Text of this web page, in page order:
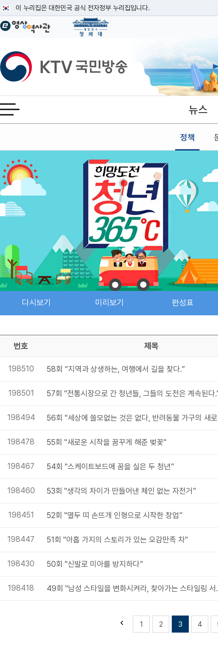
이 누리집은 대한민국 공식 전자정부 누리집입니다.
공식 누리집 주소 확인하기
이밖에 or.kr 또는 .kr등 다른 도메인 주소를 사용하고 있다면 아래 URL에서
운영중인 공식 누리집보기
KTV국민방송
전체메뉴 열기 뉴스
정책
본문
다시보기 미리보기 편성표
번호 제목
198510 58회 “지역과 상생하는, 여행에서 길을 찾다.”
198501 57회 "전통시장으로 간 청년들, 그들의 도전은 계속된다
198494
198478 55회 "새로운 시작을 꿈꾸게 해준 벚꽃"
198467 54회 "스케이트보드에 꿈을 실은 두 청년”
198460 53회 "생각의 차이가 만들어낸 체인 없는 자전거”
198451 52회 "열두 띠 손뜨개 인형으로 시작한 창업”
198447 51회 "아홉 가지의 스토리가 있는 오감만족 차"
198430 50회 "신발로 미아를 방지하다”
198418 49회 "남성
1 2 3 4
검색 조건
검색어 입력